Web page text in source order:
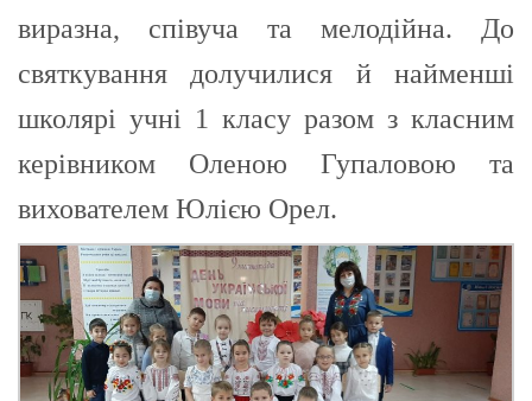
виразна, співуча та мелодійна. До
святкування долучилися й найменші
школярі учні 1 класу разом з класним
керівником Оленою
Гупаловою та
вихователем Юлією Орел.